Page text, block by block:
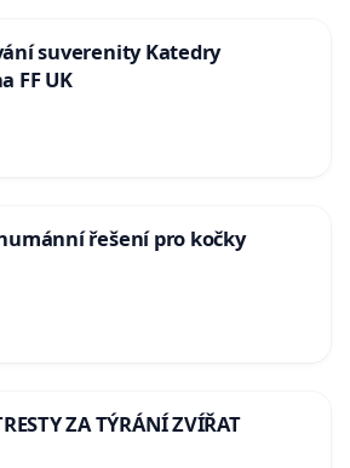
suverenity Katedry
FF UK
řešení pro kočky
ZA TÝRÁNÍ ZVÍŘAT